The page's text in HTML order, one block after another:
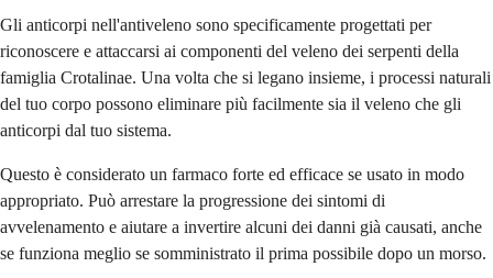
Gli anticorpi nell'antiveleno sono specificamente progettati per
riconoscere e attaccarsi ai componenti del veleno dei serpenti della
famiglia Crotalinae. Una volta che si legano insieme, i processi naturali
del tuo corpo possono eliminare più facilmente sia il veleno che gli
anticorpi dal tuo sistema.
Questo è considerato un farmaco forte ed efficace se usato in modo
appropriato. Può arrestare la progressione dei sintomi di
avvelenamento e aiutare a invertire alcuni dei danni già causati, anche
se funziona meglio se somministrato il prima possibile dopo un morso.